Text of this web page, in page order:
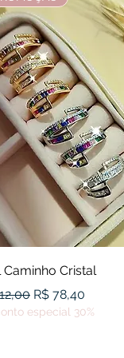
Visualização rápida
Caminho Cristal
normal
Preço
R$ 78,40
especial 30%